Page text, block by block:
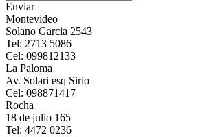
Enviar
Montevideo
Solano Garcia 2543
Tel: 2713 5086
Cel: 099812133
La Paloma
Av. Solari esq Sirio
Cel: 098871417
Rocha
18 de julio 165
Tel: 4472 0236